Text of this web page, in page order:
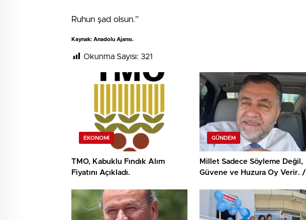
Ruhun şad olsun.”
Kaynak: Anadolu Ajansı.
Okunma Sayısı: 321
EKONOMI
TMO, Kabuklu Fındık Alım
Fiyatını Açıkladı.
GÜNDEM
Millet Sadece Söyleme Değil,
Güvene ve Huzura Oy Verir. /